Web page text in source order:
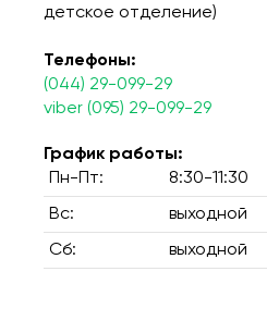
детское отделение)
Телефоны:
(044) 29-099-29
viber (095) 29-099-29
График работы:
Пн-Пт:
8:30-11:30
Вс: выходной
Сб: выходной